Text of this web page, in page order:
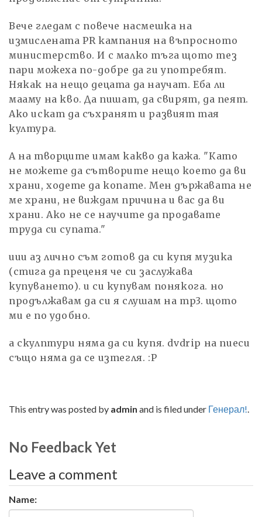
Вече гледам с повече насмешка на
измислената PR кампания на въпросното
министерство. И с малко тъга щото тез
пари можеха по-добре да ги употребят.
Някак на нещо децата да научат. Еба ли
мааму на кво. Да пишат, да свирят, да пеят.
Ако искат да съхранят и развият тая
култура.
А на творците имам какво да кажа. "Като
не можете да сътворите нещо което да ви
храни, ходете да копате. Мен държавата не
ме храни, не виждам причина и вас да ви
храни. Ако не се научите да продавате
труда си супата."
иии аз лично съм готов да си купя музика
(стига да преценя че си заслужава
купуването). и си купувам понякога. но
продължавам да си я слушам на mp3. щото
ми е по удобно.
а скулптури няма да си купя. dvdrip на пиеси
също няма да се изтегля. :P
This entry was posted by admin and is filed under Генерал!.
No Feedback Yet
Leave a comment
Name: